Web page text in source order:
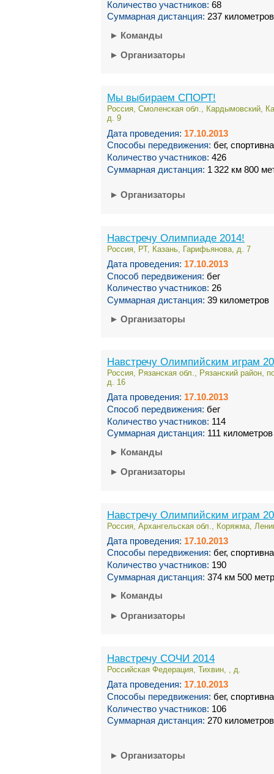
Количество участников: 68
Суммарная дистанция: 237 километров
► Команды
► Организаторы
Мы выбираем СПОРТ!
Россия, Смоленская обл., Кардымовский,
д. 9
Дата проведения: 17.10.2013
Способы передвижения: бег,
Количество участников: 426
Суммарная дистанция: 1 322 км 800
► Организаторы
Навстречу Олимпиаде 2014!
Россия, РТ, Казань, Гарифьянова, д. 7
Дата проведения: 17.10.2013
Способ передвижения: бег
Количество участников: 26
Суммарная дистанция: 39 километров
► Организаторы
Навстречу Олимпийским играм
Россия, Рязанская обл., Рязанский район,
д. 16
Дата проведения: 17.10.2013
Способ передвижения: бег
Количество участников: 114
Суммарная дистанция: 111 километров
► Команды
► Организаторы
Навстречу Олимпийским играм
Россия, Архангельская обл., Коряжма,
Дата проведения: 17.10.2013
Способы передвижения: бег,
Количество участников: 190
Суммарная дистанция: 374 км 500
► Команды
► Организаторы
Навстречу СОЧИ 2014
Российская Федерация, Тихвин, , д.
Дата проведения: 17.10.2013
Способы передвижения: бег,
Количество участников: 106
Суммарная дистанция: 270 километров
► Организаторы